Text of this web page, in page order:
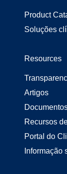
Product
Soluções
Resources
Artigos
Recursos
Portal do
Informação